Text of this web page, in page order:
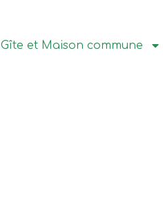
Gîte et Maison commune